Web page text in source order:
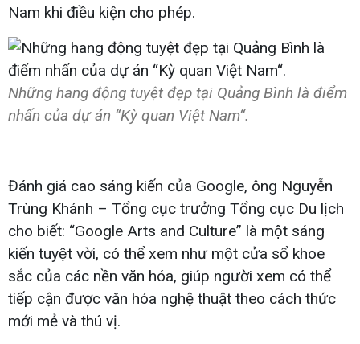
Nam khi điều kiện cho phép.
Những hang động tuyệt đẹp tại Quảng Bình là điểm
nhấn của dự án “Kỳ quan Việt Nam“.
Đánh giá cao sáng kiến của Google, ông Nguyễn
Trùng Khánh – Tổng cục trưởng Tổng cục Du lịch
cho biết: “Google Arts and Culture” là một sáng
kiến tuyệt vời, có thể xem như một cửa sổ khoe
sắc của các nền văn hóa, giúp người xem có thể
tiếp cận được văn hóa nghệ thuật theo cách thức
mới mẻ và thú vị.